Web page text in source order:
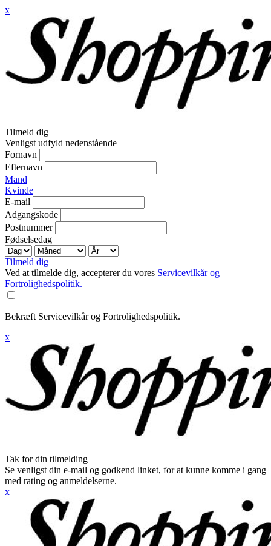
x
Tilmeld dig
Venligst udfyld nedenstående
Fornavn
Efternavn
Mand
Kvinde
E-mail
Adgangskode
Postnummer
Fødselsedag
Tilmeld dig
Ved at tilmelde dig, accepterer du vores Servicevilkår og
Fortrolighedspolitik.
Bekræft Servicevilkår og Fortrolighedspolitik.
x
Tak for din tilmelding
Se venligst din e-mail og godkend linket, for at kunne komme i gang
med rating og anmeldelserne.
x